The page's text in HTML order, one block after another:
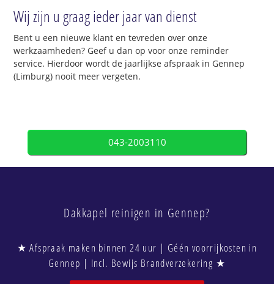
Wij zijn u graag ieder jaar van dienst
Bent u een nieuwe klant en tevreden over onze
werkzaamheden? Geef u dan op voor onze reminder
service. Hierdoor wordt de jaarlijkse afspraak in Gennep
(Limburg) nooit meer vergeten.
043-2003110
Dakkapel reinigen in Gennep?
★ Afspraak maken binnen 24 uur | Géén voorrijkosten in
Gennep | Incl. Bewijs Brandverzekering ★